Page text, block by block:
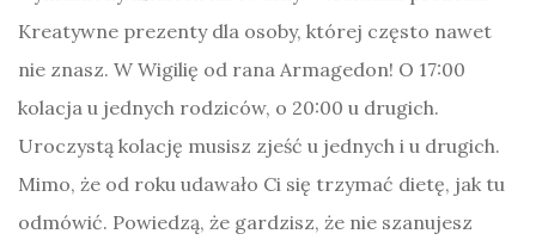
Kreatywne prezenty dla osoby, której często nawet
nie znasz. W Wigilię od rana Armagedon! O 17:00
kolacja u jednych rodziców, o 20:00 u drugich.
Uroczystą kolację musisz zjeść u jednych i u drugich.
Mimo, że od roku udawało Ci się trzymać dietę, jak tu
odmówić. Powiedzą, że gardzisz, że nie szanujesz